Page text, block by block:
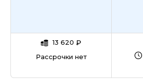
13 620 ₽
Рассрочки нет